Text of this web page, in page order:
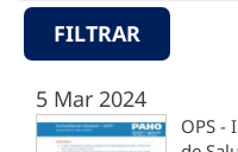
FILTRAR
5 Mar 2024
OPS -